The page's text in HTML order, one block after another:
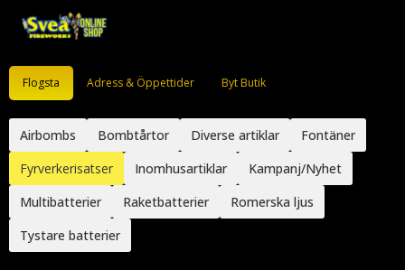
Flogsta Adress & Öppettider Byt Butik
Airbombs Bombtårtor Diverse artiklar
Fontäner
Fyrverkerisatser
Inomhusartiklar
Kampanj/Nyhet
Multibatterier
Raketbatterier
Romerska ljus
Tystare batterier